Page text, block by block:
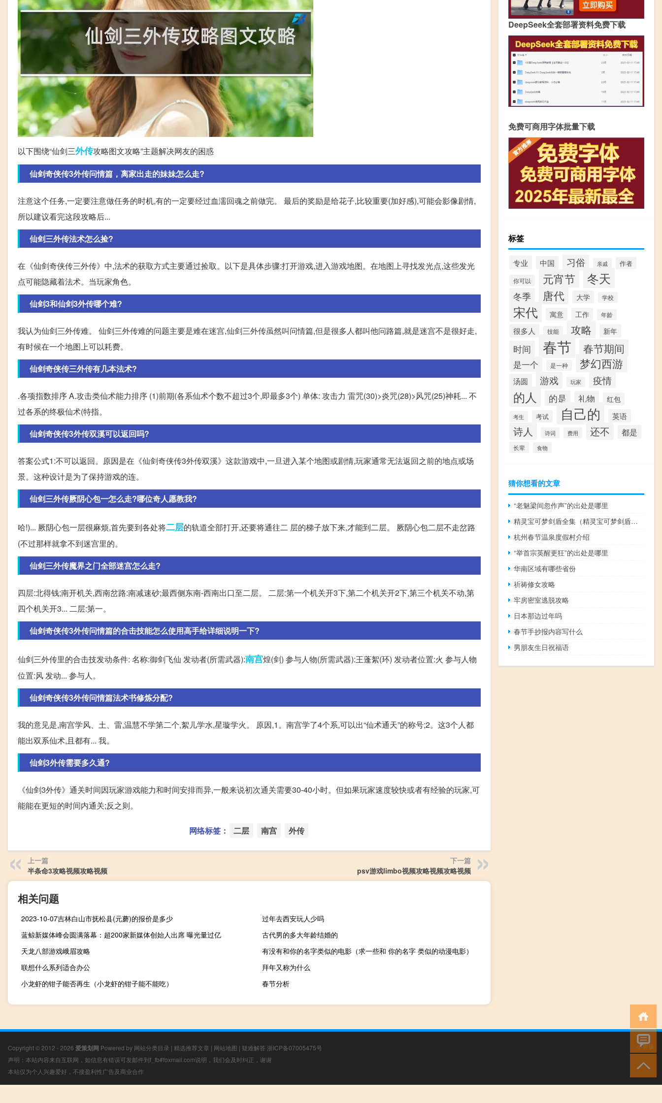
以下围绕“仙剑三外传攻略图文攻略”主题解决网友的困惑
仙剑奇侠传3外传问情篇，离家出走的妹妹怎么走?
注意这个任务,一定要注意做任务的时机,有的一定要经过血濡回魂之前做完。 最后的奖励是给花子,比较重要(加好感),可能会影像剧情,
所以建议看完这段攻略后...
仙剑三外传法术怎么捡?
在《仙剑奇侠传三外传》中,法术的获取方式主要通过捡取。以下是具体步骤:打开游戏,进入游戏地图。在地图上寻找发光点,这些发光
点可能隐藏着法术。当玩家角色。
仙剑3和仙剑3外传哪个难?
我认为仙剑三外传难。 仙剑三外传难的问题主要是难在迷宫,仙剑三外传虽然叫问情篇,但是很多人都叫他问路篇,就是迷宫不是很好走,
有时候在一个地图上可以耗费。
仙剑奇侠传三外传有几本法术?
.各项指数排序 A.攻击类仙术能力排序 (1)前期(各系仙术个数不超过3个,即最多3个) 单体: 攻击力 雷咒(30)>炎咒(28)>风咒(25)神耗... 不
过各系的终极仙术(特指。
仙剑奇侠传3外传双溪可以返回吗?
答案公式1:不可以返回。原因是在《仙剑奇侠传3外传双溪》这款游戏中,一旦进入某个地图或剧情,玩家通常无法返回之前的地点或场
景。这种设计是为了保持游戏的连。
仙剑三外传厥阴心包一怎么走?哪位奇人愿教我?
哈!)... 厥阴心包一层很麻烦,首先要到各处将二层的轨道全部打开,还要将通往二 层的梯子放下来,才能到二层。 厥阴心包二层不走岔路
(不过那样就拿不到迷宫里的。
仙剑三外传魔界之门全部迷宫怎么走?
四层:北得钱;南开机关,西南岔路:南减速砂;最西侧东南-西南出口至二层。 二层:第一个机关开3下,第二个机关开2下,第三个机关不动,第
四个机关开3... 二层:第一。
仙剑奇侠传3外传问情篇的合击技能怎么使用高手给详细说明一下?
仙剑三外传里的合击技发动条件: 名称:御剑飞仙 发动者(所需武器):南宫煌(剑) 参与人物(所需武器):王蓬絮(环) 发动者位置:火 参与人物
位置:风 发动... 参与人。
仙剑奇侠传3外传问情篇法术书修炼分配?
我的意见是,南宫学风、土、雷,温慧不学第二个,絮儿学水,星璇学火。 原因,1。南宫学了4个系,可以出“仙术通天”的称号;2。这3个人都
能出双系仙术,且都有... 我。
仙剑3外传需要多久通?
《仙剑3外传》通关时间因玩家游戏能力和时间安排而异,一般来说初次通关需要30-40小时。但如果玩家速度较快或者有经验的玩家,可
能能在更短的时间内通关;反之则。
网络标签： 二层 南宫 外传
上一篇
半条命3攻略视频攻略视频
下一篇
psv游戏limbo视频攻略视频攻略视频
相关问题
2023-10-07吉林白山市抚松县(元蘑)的报价是多少
过年去西安玩人少吗
蓝鲸新媒体峰会圆满落幕：超200家新媒体创始人出席 曝光量过亿
古代男的多大年龄结婚的
天龙八部游戏峨眉攻略
有没有和你的名字类似的电影（求一些和 你的名字 类似的动漫电影）
联想什么系列适合办公
拜年又称为什么
小龙虾的钳子能否再生（小龙虾的钳子能不能吃）
春节分析
DeepSeek全套部署资料免费下载
免费可商用字体批量下载
标签
专业 中国 习俗 亲戚 作者
你可以 元宵节 冬天
冬季 唐代 大学 学校
宋代 寓意 工作 年龄
很多人 技能 攻略 新年
时间 春节 春节期间
是一个 是一种 梦幻西游
汤圆 游戏 玩家 疫情
的人 的是 礼物 红包
考生 考试 自己的 英语
诗人 诗词 费用 还不 都是
长辈 食物
猜你想看的文章
“老魅梁间忽作声”的出处是哪里
精灵宝可梦剑盾全集（精灵宝可梦剑盾全集）
杭州春节温泉度假村介绍
“举首宗英醒更狂”的出处是哪里
华南区域有哪些省份
祈祷修女攻略
牢房密室逃脱攻略
日本那边过年吗
春节手抄报内容写什么
男朋友生日祝福语
Copyright © 2012 - 2026 爱策划网 Powered by 网站分类目录 | 精选推荐文章 | 网站地图 | 疑难解答 浙ICP备07005475号
声明：本站内容来自互联网，如信息有错误可发邮件到f_fb#foxmail.com说明，我们会及时纠正，谢谢
本站仅为个人兴趣爱好，不接盈利性广告及商业合作
小男孩